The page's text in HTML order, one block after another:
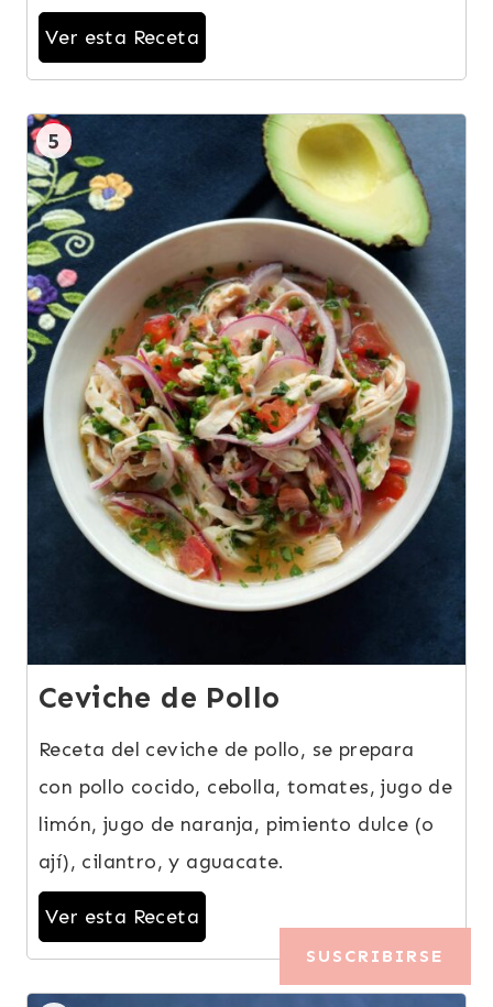
Ver esta Receta
5
Ceviche de Pollo
Receta del ceviche de pollo, se prepara
con pollo cocido, cebolla, tomates, jugo de
limón, jugo de naranja, pimiento dulce (o
ají), cilantro, y aguacate.
Ver esta Receta
SUSCRIBIRSE